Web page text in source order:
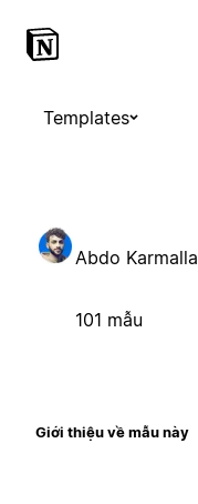
Templates
Abdo Karmalla
101 mẫu
Giới thiệu về mẫu này